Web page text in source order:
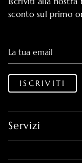
sconto sul primo
La tua email
ISCRIVITI
Servizi